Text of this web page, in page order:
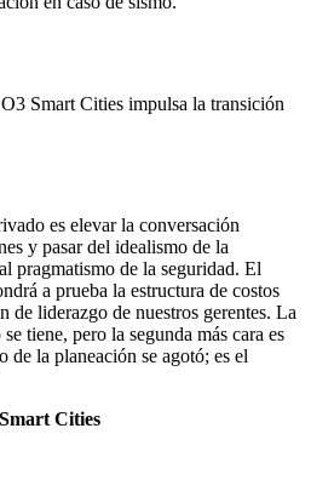
Smart Cities impulsa la transición
es elevar la conversación
y pasar del idealismo de la
pragmatismo de la seguridad. El
a prueba la estructura de costos
de liderazgo de nuestros gerentes. La
tiene, pero la segunda más cara es
de la planeación se agotó; es el
Cities